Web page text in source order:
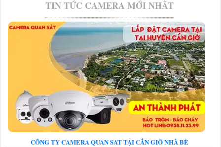
TIN TỨC CAMERA MỚI NHẤT
CÔNG TY CAMERA QUAN SAT TẠI CẦN GIỜ NHÀ BÈ